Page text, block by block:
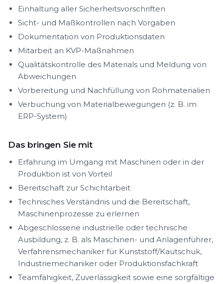
Einhaltung aller Sicherheitsvorschriften
Sicht- und Maßkontrollen nach Vorgaben
Dokumentation von Produktionsdaten
Mitarbeit an KVP-Maßnahmen
Qualitätskontrolle des Materials und Meldung von
Abweichungen
Vorbereitung und Nachfüllung von Rohmaterialien
Verbuchung von Materialbewegungen (z. B. im
ERP-System)
Das bringen Sie mit
Erfahrung im Umgang mit Maschinen oder in der
Produktion ist von Vorteil
Bereitschaft zur Schichtarbeit
Technisches Verständnis und die Bereitschaft,
Maschinenprozesse zu erlernen
Abgeschlossene industrielle oder technische
Ausbildung, z. B. als Maschinen- und Anlagenführer,
Verfahrensmechaniker für Kunststoff/Kautschuk,
Industriemechaniker oder Produktionsfachkraft
Teamfähigkeit, Zuverlässigkeit sowie eine sorgfältige